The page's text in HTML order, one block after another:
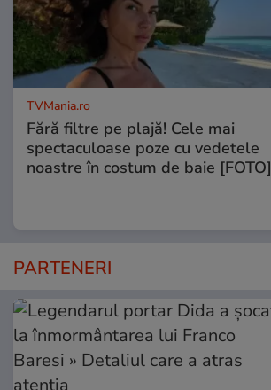
TVMania.ro
Fără filtre pe plajă! Cele mai
spectaculoase poze cu vedetele
noastre în costum de baie [FOTO]
PARTENERI